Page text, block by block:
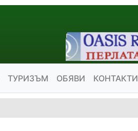
ТУРИЗЪМ ОБЯВИ КОНТАКТИ